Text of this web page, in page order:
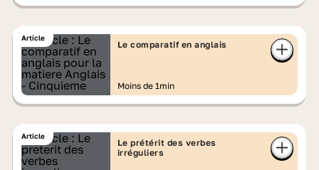
Article
Le comparatif en anglais
Moins de 1min
Article
Le prétérit des verbes
irréguliers